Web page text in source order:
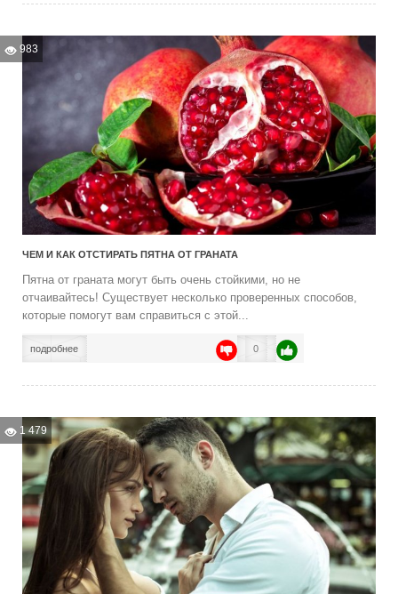
983
ЧЕМ И КАК ОТСТИРАТЬ ПЯТНА ОТ ГРАНАТА
Пятна от граната могут быть очень стойкими, но не
отчаивайтесь! Существует несколько проверенных способов,
которые помогут вам справиться с этой...
подробнее 0
1 479